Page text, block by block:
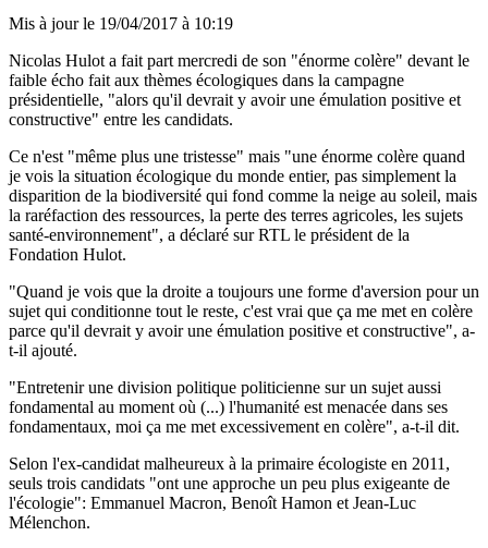
Mis à jour le 19/04/2017 à 10:19
Nicolas Hulot a fait part mercredi de son "énorme colère" devant le
faible écho fait aux thèmes écologiques dans la campagne
présidentielle, "alors qu'il devrait y avoir une émulation positive et
constructive" entre les candidats.
Ce n'est "même plus une tristesse" mais "une énorme colère quand
je vois la situation écologique du monde entier, pas simplement la
disparition de la biodiversité qui fond comme la neige au soleil, mais
la raréfaction des ressources, la perte des terres agricoles, les sujets
santé-environnement", a déclaré sur RTL le président de la
Fondation Hulot.
"Quand je vois que la droite a toujours une forme d'aversion pour un
sujet qui conditionne tout le reste, c'est vrai que ça me met en colère
parce qu'il devrait y avoir une émulation positive et constructive", a-
t-il ajouté.
"Entretenir une division politique politicienne sur un sujet aussi
fondamental au moment où (...) l'humanité est menacée dans ses
fondamentaux, moi ça me met excessivement en colère", a-t-il dit.
Selon l'ex-candidat malheureux à la primaire écologiste en 2011,
seuls trois candidats "ont une approche un peu plus exigeante de
l'écologie": Emmanuel Macron, Benoît Hamon et Jean-Luc
Mélenchon.